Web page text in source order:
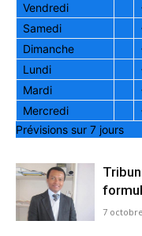
Vendredi
Samedi
Dimanche
Lundi
Mardi
Mercredi
Prévisions sur 7 jours
7